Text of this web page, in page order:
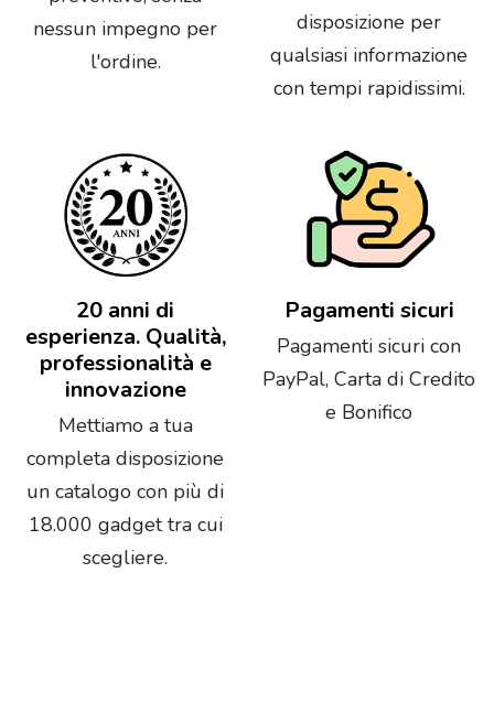
nessun impegno per
l'ordine.
disposizione per
qualsiasi informazione
con tempi rapidissimi.
20 anni di
esperienza. Qualità,
professionalità e
innovazione
Mettiamo a tua
completa disposizione
un catalogo con più di
18.000 gadget tra cui
scegliere.
Pagamenti sicuri
Pagamenti sicuri con
PayPal, Carta di Credito
e Bonifico